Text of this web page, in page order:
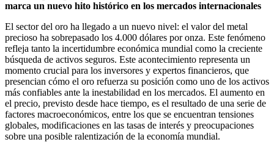
marca un nuevo hito histórico en los mercados internacionales
El sector del oro ha llegado a un nuevo nivel: el valor del metal
precioso ha sobrepasado los 4.000 dólares por onza. Este fenómeno
refleja tanto la incertidumbre económica mundial como la creciente
búsqueda de activos seguros. Este acontecimiento representa un
momento crucial para los inversores y expertos financieros, que
presencian cómo el oro refuerza su posición como uno de los activos
más confiables ante la inestabilidad en los mercados. El aumento en
el precio, previsto desde hace tiempo, es el resultado de una serie de
factores macroeconómicos, entre los que se encuentran tensiones
globales, modificaciones en las tasas de interés y preocupaciones
sobre una posible ralentización de la economía mundial.